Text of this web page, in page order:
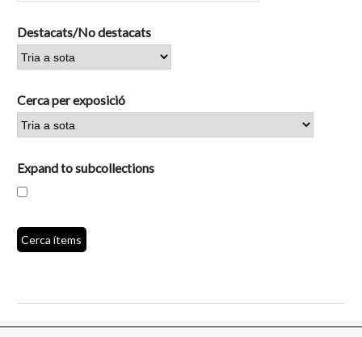
Destacats/No destacats
Cerca per exposició
Expand to subcollections